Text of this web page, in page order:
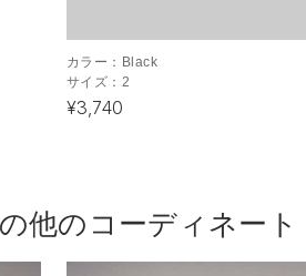
カラー： Black
サイズ： 2
¥3,740
他のコーディネート